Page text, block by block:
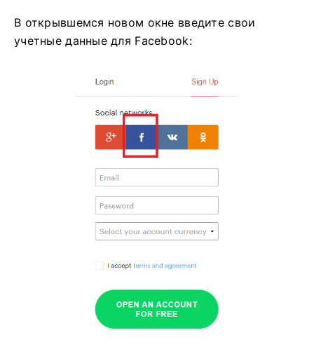
В открывшемся новом окне введите свои
учетные данные для Facebook: